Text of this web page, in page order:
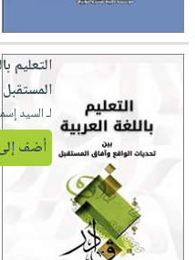
التعليم
المستقبل
لـ السيد
أضف